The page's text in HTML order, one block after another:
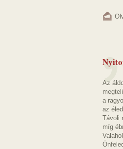
Az
a
az
Távoli
míg